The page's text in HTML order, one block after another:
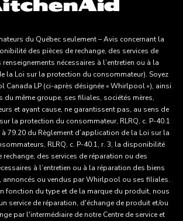
du Québec seulement – Avis concernant la
des pièces de rechange, des services de
nécessaires à l’entretien ou à la
la Loi sur la protection du consommateur). Soyez
Canada LP (ci-après désignée « Whirlpool »), ainsi
du même groupe, ses filiales, sociétés mères,
et ayant cause, ne garantissent pas, au sens de
la protection du consommateur, RLRQ, c. P-40.1
79.20 du Règlement d’application de la Loi sur la
RLRQ, c. P-40.1, r. 3, la disponibilité
rechange, des services de réparation ou des
à l’entretien ou à la réparation des biens
ou vendus par Whirlpool ou ses filiales.
fonction du type et de la marque du produit, nous
service de réparation, d'échange de produit et/ou
par l'intermédiaire de notre Centre de service et